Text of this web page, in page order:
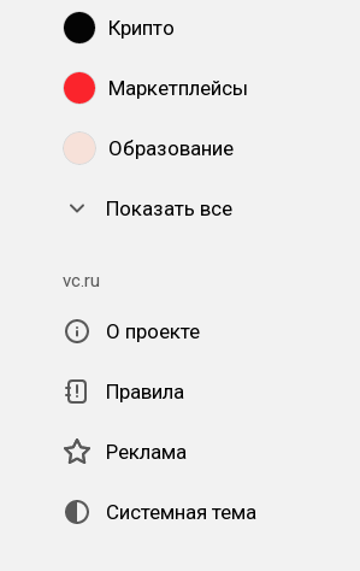
Крипто
Маркетплейсы
Образование
Показать все
vc.ru
О проекте
Правила
Реклама
Системная тема